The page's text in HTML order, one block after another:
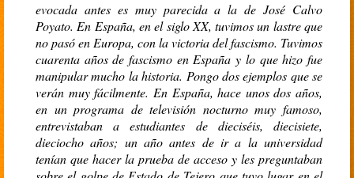
evocada antes es muy parecida a la de José Calvo
Poyato. En España, en el siglo XX, tuvimos un lastre que
no pasó en Europa, con la victoria del fascismo. Tuvimos
cuarenta años de fascismo en España y lo que hizo fue
manipular mucho la historia. Pongo dos ejemplos que se
verán muy fácilmente. En España, hace unos dos años,
en un programa de televisión nocturno muy famoso,
entrevistaban a estudiantes de dieciséis, diecisiete,
dieciocho años; un año antes de ir a la universidad
tenían que hacer la prueba de acceso y les preguntaban